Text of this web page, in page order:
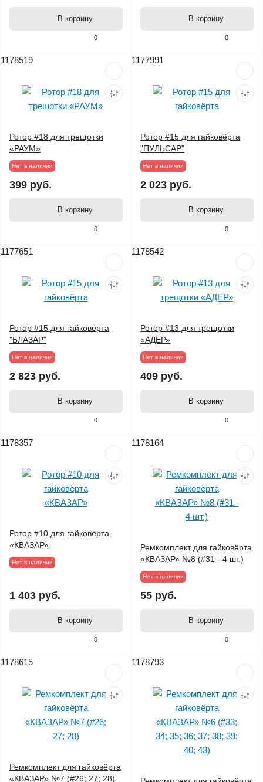
0
В корзину
0
В корзину
1178519
0
Ротор #18 для трещотки
«РАУМ»
Нет в наличии
399 руб.
В корзину
1177991
0
Ротор #15 для гайковёрта
"ПУЛЬСАР"
Нет в наличии
2 023 руб.
В корзину
1177651
0
Ротор #15 для гайковёрта
"БЛАЗАР"
Нет в наличии
2 823 руб.
В корзину
1178542
0
Ротор #13 для трещотки
«АДЕР»
Нет в наличии
409 руб.
В корзину
1178357
0
Ротор #10 для гайковёрта
«КВАЗАР»
Нет в наличии
1 403 руб.
В корзину
1178164
0
Ремкомплект для гайковёрта
«КВАЗАР» №8 (#31 - 4 шт.)
Нет в наличии
55 руб.
В корзину
1178615
Ремкомплект для гайковёрта
«КВАЗАР» №7 (#26; 27; 28)
1178793